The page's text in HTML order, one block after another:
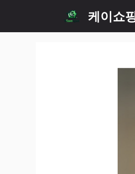
content
케이쇼